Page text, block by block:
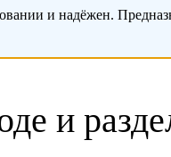
и надёжен.
и